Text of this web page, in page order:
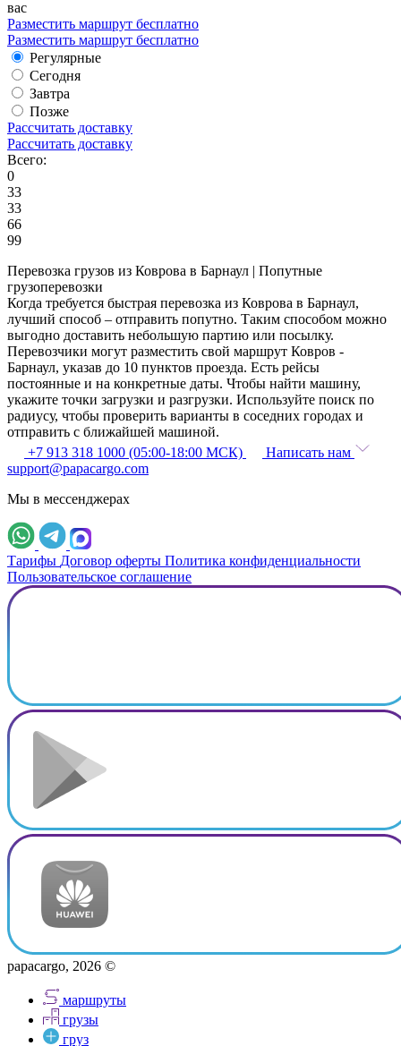
вас
Разместить маршрут бесплатно
Разместить маршрут бесплатно
Регулярные
Сегодня
Завтра
Позже
Рассчитать доставку
Рассчитать доставку
Всего:
0
33
33
66
99
Перевозка грузов из Коврова в Барнаул | Попутные
грузоперевозки
Когда требуется быстрая перевозка из Коврова в Барнаул,
лучший способ – отправить попутно. Таким способом можно
выгодно доставить небольшую партию или посылку.
Перевозчики могут разместить свой маршрут Ковров -
Барнаул, указав до 10 пунктов проезда. Есть рейсы
постоянные и на конкретные даты. Чтобы найти машину,
укажите точки загрузки и разгрузки. Используйте поиск по
радиусу, чтобы проверить варианты в соседних городах и
отправить с ближайшей машиной.
+7 913 318 1000 (05:00-18:00 МСК)
Написать нам
support@papacargo.com
Мы в мессенджерах
Тарифы Договор оферты Политика конфиденциальности
Пользовательское соглашение
papacargo, 2026 ©
маршруты
грузы
груз